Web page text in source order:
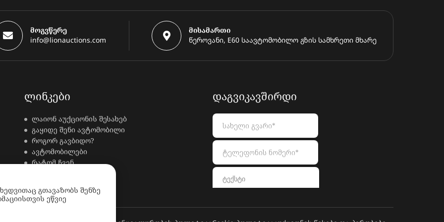
მოგვწერე
info@lionauctions.com
მისამართი
წეროვანი, E60 საავტომობილო გზის სამხრეთი მხარე
ᲚᲘᲜᲙᲔᲑᲘ
ლაიონ აუქციონის შესახებ
გაყიდე შენი ავტომობილი
როგორ გავბიდო?
ავტომობილები
რატომ ჩვენ
ᲓᲐᲒᲕᲘᲙᲐᲕᲨᲘᲠᲓᲘ
გთავაზობს შენზე
ეწვიე